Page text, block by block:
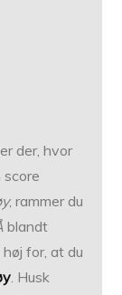
der, hvor
score
, rammer du
blandt
for, at du
. Husk